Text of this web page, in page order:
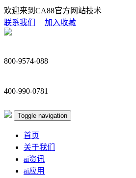
欢迎来到CA88官方网站技术
联系我们
| 加入收藏
800-9574-088
400-990-0781
Toggle navigation
首页
关于我们
ai资讯
ai应用